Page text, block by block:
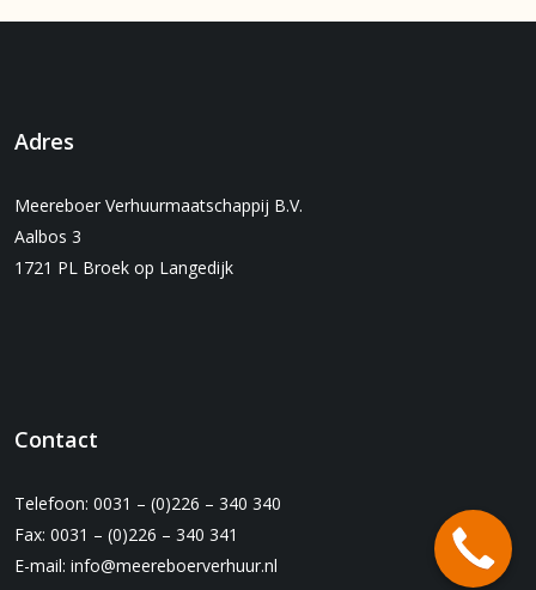
Adres
Meereboer Verhuurmaatschappij B.V.
Aalbos 3
1721 PL Broek op Langedijk
Contact
Telefoon: 0031 – (0)226 – 340 340
Fax: 0031 – (0)226 – 340 341
E-mail: info@meereboerverhuur.nl